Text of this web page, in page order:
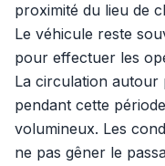
proximité du lieu de
Le véhicule reste
pour effectuer les
La circulation autour
pendant cette
volumineux. Les
ne pas gêner le